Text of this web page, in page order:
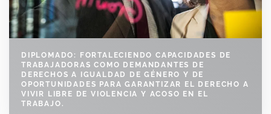
DIPLOMADO: FORTALECIENDO CAPACIDADES DE
TRABAJADORAS COMO DEMANDANTES DE
DERECHOS A IGUALDAD DE GÉNERO Y DE
OPORTUNIDADES PARA GARANTIZAR EL DERECHO A
VIVIR LIBRE DE VIOLENCIA Y ACOSO EN EL
TRABAJO.